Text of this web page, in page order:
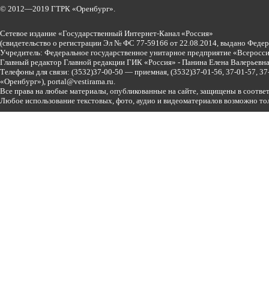
© 2012—2019 ГТРК «Оренбург».
Сетевое издание «Государственный Интернет-Канал «Россия»
(свидетельство о регистрации Эл № ФС 77-59166 от 22.08.2014, выдано
Учредитель: Федеральное государственное унитарное предприятие
Главный редактор Главной редакции ГИК «Россия» - Панина Елена
Телефоны для связи: (3532)37-00-50 — приемная, (3532)37-01-56, 37-01-57,
«Оренбург»), portal@vestirama.ru.
Все права на любые материалы, опубликованные на сайте, защищены в
Любое использование текстовых, фото, аудио и видеоматериалов возможно